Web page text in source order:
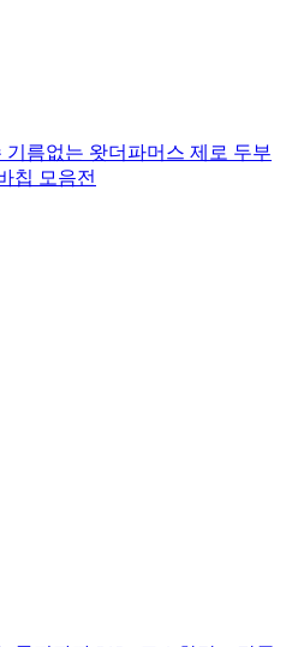
름없는 왓더파머스 제로 두부
칩 모음전